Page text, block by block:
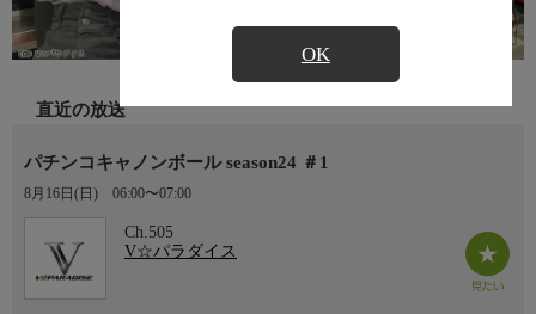
OK
直近の放送
パチンコキャノンボール season24 ＃1
8月16日(日) 06:00〜07:00
Ch.505
V☆パラダイス